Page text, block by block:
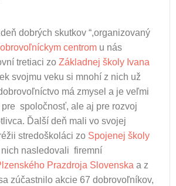
dobrých skutkov “,organizovaný
centrom u nás
tretiaci zo Základnej školy Ivana
svojmu veku si mnohí z nich už
má zmysel a je veľmi
spoločnosť, ale aj pre rozvoj
Ďalší deň mali vo svojej
stredoškoláci zo Spojenej školy
nich nasledovali firemní
Prazdroja Slovenska a z
zúčastnilo akcie 67 dobrovoľníkov,